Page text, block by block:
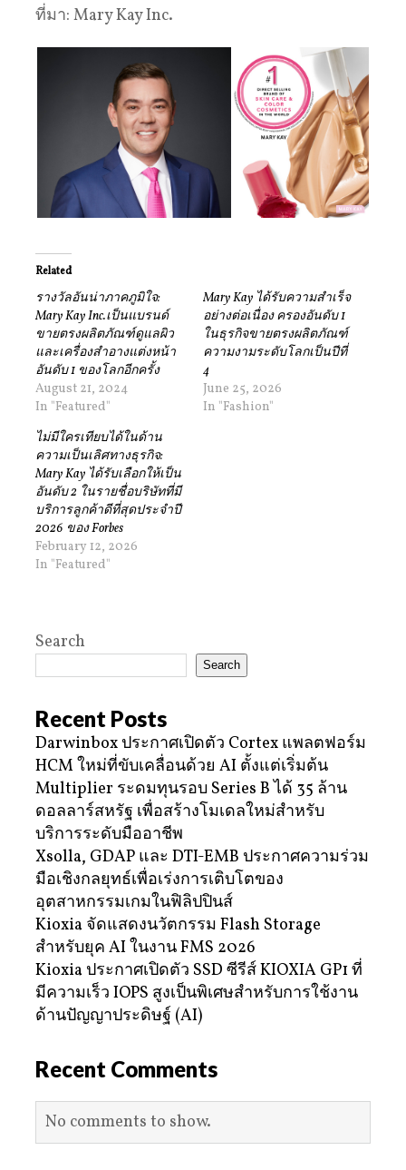
ที่มา: Mary Kay Inc.
Related
รางวัลอันน่าภาคภูมิใจ:
Mary Kay Inc.เป็นแบรนด์
ขายตรงผลิตภัณฑ์ดูแลผิว
และเครื่องสำอางแต่งหน้า
อันดับ 1 ของโลกอีกครั้ง
August 21, 2024
In "Featured"
Mary Kay ได้รับความสำเร็จ
อย่างต่อเนื่อง ครองอันดับ 1
ในธุรกิจขายตรงผลิตภัณฑ์
ความงามระดับโลกเป็นปีที่
4
June 25, 2026
In "Fashion"
ไม่มีใครเทียบได้ในด้าน
ความเป็นเลิศทางธุรกิจ:
Mary Kay ได้รับเลือกให้เป็น
อันดับ 2 ในรายชื่อบริษัทที่มี
บริการลูกค้าดีที่สุดประจำปี
2026 ของ Forbes
February 12, 2026
In "Featured"
Search
Search
Recent Posts
Darwinbox ประกาศเปิดตัว Cortex แพลตฟอร์ม
HCM ใหม่ที่ขับเคลื่อนด้วย AI ตั้งแต่เริ่มต้น
Multiplier ระดมทุนรอบ Series B ได้ 35 ล้าน
ดอลลาร์สหรัฐ เพื่อสร้างโมเดลใหม่สำหรับ
บริการระดับมืออาชีพ
Xsolla, GDAP และ DTI-EMB ประกาศความร่วม
มือเชิงกลยุทธ์เพื่อเร่งการเติบโตของ
อุตสาหกรรมเกมในฟิลิปปินส์
Kioxia จัดแสดงนวัตกรรม Flash Storage
สำหรับยุค AI ในงาน FMS 2026
Kioxia ประกาศเปิดตัว SSD ซีรีส์ KIOXIA GP1 ที่
มีความเร็ว IOPS สูงเป็นพิเศษสำหรับการใช้งาน
ด้านปัญญาประดิษฐ์ (AI)
Recent Comments
No comments to show.